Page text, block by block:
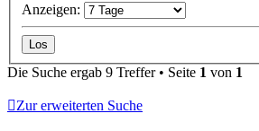
Anzeigen:
Die Suche ergab 9 Treffer • Seite 1 von 1
Zur erweiterten Suche